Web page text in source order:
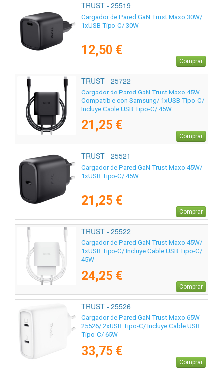
TRUST - 25519
Cargador de Pared GaN Trust Maxo 30W/
1xUSB Tipo-C/ 30W
12,50 €
Comprar
TRUST - 25722
Cargador de Pared GaN Trust Maxo 45W
Compatible con Samsung/ 1xUSB Tipo-C/
Incluye Cable USB Tipo-C/ 45W
21,25 €
Comprar
TRUST - 25521
Cargador de Pared GaN Trust Maxo 45W/
1xUSB Tipo-C/ 45W
21,25 €
Comprar
TRUST - 25522
Cargador de Pared GaN Trust Maxo 45W/
1xUSB Tipo-C/ Incluye Cable USB Tipo-C/
45W
24,25 €
Comprar
TRUST - 25526
Cargador de Pared GaN Trust Maxo 65W
25526/ 2xUSB Tipo-C/ Incluye Cable USB
Tipo-C/ 65W
33,75 €
Comprar